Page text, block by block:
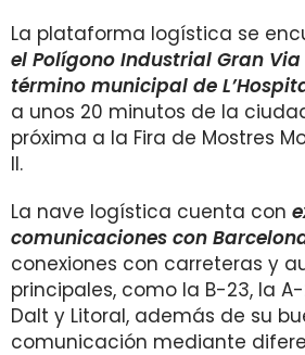
La plataforma logística se
el Polígono Industrial Gran Via
término municipal de
a unos 20 minutos de la
próxima a la Fira de Mostres
II.
La nave logística cuenta con
comunicaciones con
conexiones con carreteras y
principales, como la B-23, la
Dalt y Litoral, además de su
comunicación mediante